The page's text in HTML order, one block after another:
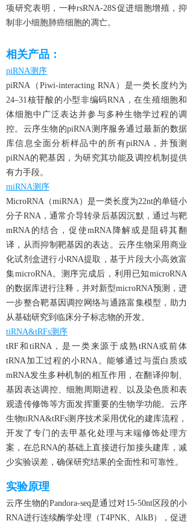
项研究表明，一种rsRNA-28S促进细胞增殖，抑
制非小细胞肺癌细胞的凋亡。
相关产品：
piRNA测序
piRNA（Piwi-interacting RNA）是一类长度约为
24–31核苷酸的小型非编码RNA，在生殖细胞和
体细胞中广泛表达并参与多种生物学过程的调
控。云序生物的piRNA测序服务通过最新的数据
库信息全面分析样品中的所有piRNA，并预测
piRNA的靶基因，为研究其功能及调控机制提供
有力手段。
miRNA测序
MicroRNA（miRNA）是一类长度为22nt的单链小
分子RNA，通常介导转录后基因沉默，通过与靶
mRNA的结合，促使mRNA降解或是阻碍其翻
译，从而抑制靶基因的表达。云序生物采用商业
化试剂盒进行小RNA提取，基于片段大小高效富
集microRNA。测序完成后，利用已知microRNA
的数据库进行注释，并对新型microRNA预测，进
一步整合靶基因调控网络与通路富集模型，助力
从基础研究到临床分子标志物的开发。
tiRNA&tRFs测序
tRF和tiRNA，是一类来源于成熟tRNA或前体
tRNA加工过程的小RNA。能够通过与蛋白质或
mRNA发生多种机制的相互作用，在翻译抑制、
基因表达调控、细胞周期进程、以及染色质和表
观遗传修饰等方面发挥重要的生物学功能。云序
生物tiRNA&tRFs测序技术采用优化的建库流程，
开发了专门的去甲基化处理与末端修饰处理方
案，在总RNA的基础上直接进行加接头建库，减
少实验误差，确保研究结果的全面性和可靠性。
实验原理
云序生物的Pandora-seq是通过对15-50nt区段的小
RNA进行连续酶学处理（T4PNK、AlkB），促进